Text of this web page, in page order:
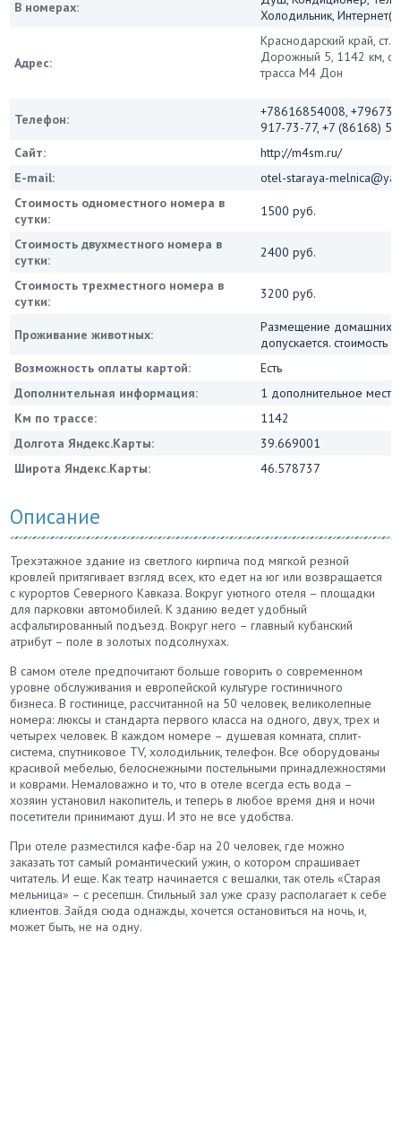
В номерах:
Холодильник,
Адрес:
Краснодарский край,
Дорожный 5, 1142 км,
трасса М4 Дон
Телефон:
+78616854008,
917-73-77, +7 (86168)
Сайт:
http://m4sm.ru/
E-mail:
otel-staraya-
Стоимость одноместного номера в
сутки:
1500 руб.
Стоимость двухместного номера в
сутки:
2400 руб.
Стоимость трехместного номера в
сутки:
3200 руб.
Проживание животных:
Размещение домашних
допускается. стоимость
Возможность оплаты картой:
Есть
Дополнительная информация:
1 дополнительное
Км по трассе:
1142
Долгота Яндекс.Карты:
39.669001
Широта Яндекс.Карты:
46.578737
Описание
Трехэтажное здание из светлого кирпича под мягкой резной
кровлей притягивает взгляд всех, кто едет на юг или возвращается
с курортов Северного Кавказа. Вокруг уютного отеля – площадки
для парковки автомобилей. К зданию ведет удобный
асфальтированный подъезд. Вокруг него – главный кубанский
атрибут – поле в золотых подсолнухах.
В самом отеле предпочитают больше говорить о современном
уровне обслуживания и европейской культуре гостиничного
бизнеса. В гостинице, рассчитанной на 50 человек, великолепные
номера: люксы и стандарта первого класса на одного, двух, трех и
четырех человек. В каждом номере – душевая комната, сплит-
система, спутниковое TV, холодильник, телефон. Все оборудованы
красивой мебелью, белоснежными постельными принадлежностями
и коврами. Немаловажно и то, что в отеле всегда есть вода –
хозяин установил накопитель, и теперь в любое время дня и ночи
посетители принимают душ. И это не все удобства.
При отеле разместился кафе-бар на 20 человек, где можно
заказать тот самый романтический ужин, о котором спрашивает
читатель. И еще. Как театр начинается с вешалки, так отель «Старая
мельница» – с ресепшн. Стильный зал уже сразу располагает к себе
клиентов. Зайдя сюда однажды, хочется остановиться на ночь, и,
может быть, не на одну.